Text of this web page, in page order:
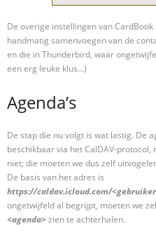
De overige instellingen van
handmatig samenvoegen van de
en die in Thunderbird, waar
een erg leuke klus…)
Agenda’s
De stap die nu volgt is wat lastig. De
beschikbaar via het CalDAV-
niet; die moeten we dus zelf
De basis van het adres is
https://caldav.icloud.com/
ongetwijfeld al begrijpt, moeten we
<agenda> zien te achterhalen.